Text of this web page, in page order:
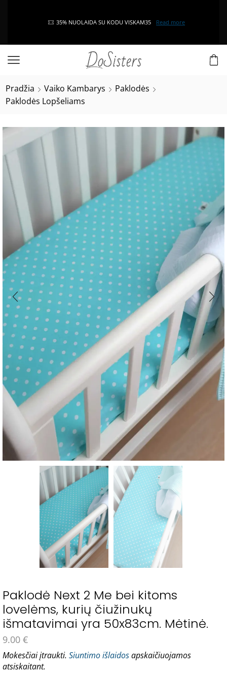
35% NUOLAIDA SU KODU VISKAM35 Read more
Pradžia Vaiko Kambarys
Paklodės
Paklodės Lopšeliams
Paklodė Next 2 Me bei kitoms
lovelėms, kurių čiužinukų
išmatavimai yra 50x83cm. Mėtinė.
9.00 €
Mokesčiai įtraukti. Siuntimo išlaidosapskaičiuojamos
atsiskaitant.